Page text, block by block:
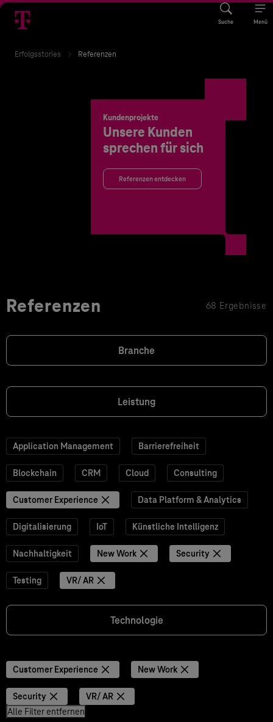
Suche Menü
Erfolgsstories Referenzen
Kundenprojekte
Unsere Kunden
sprechen für sich
Referenzen entdecken
Referenzen 68 Ergebnisse
Branche
Leistung
Application Management Barrierefreiheit
Blockchain CRM Cloud Consulting
Customer Experience Data Platform & Analytics
Digitalisierung IoT Künstliche Intelligenz
Nachhaltigkeit New Work Security
Testing VR/ AR
Technologie
Customer Experience New Work
Security
VR/ AR
Alle Filter entfernen